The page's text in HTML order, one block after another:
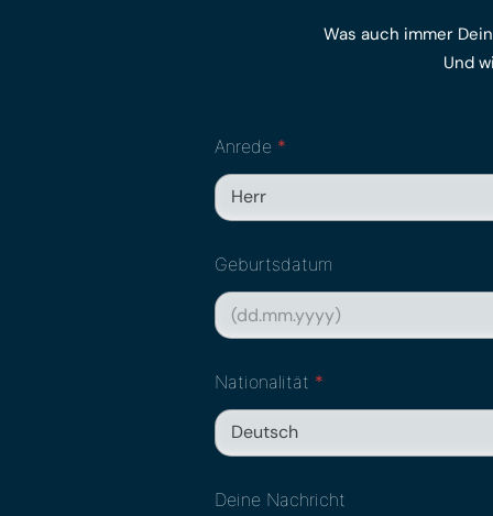
Was auch immer
Und
Anrede *
Geburtsdatum
Nationalität *
Deine Nachricht